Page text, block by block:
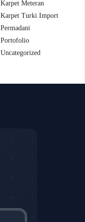
Karpet Meteran
Karpet Turki Import
Permadani
Portofolio
Uncategorized